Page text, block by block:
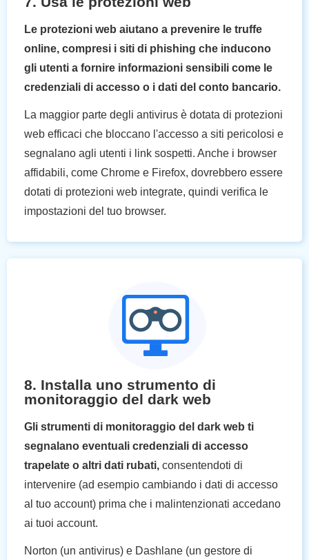
Le protezioni web aiutano a prevenire le truffe
online, compresi i siti di phishing che inducono
gli utenti a fornire informazioni sensibili come le
credenziali di accesso o i dati del conto bancario.
La maggior parte degli antivirus è dotata di protezioni
web efficaci che bloccano l'accesso a siti pericolosi e
segnalano agli utenti i link sospetti. Anche i browser
affidabili, come Chrome e Firefox, dovrebbero essere
dotati di protezioni web integrate, quindi verifica le
impostazioni del tuo browser.
8. Installa uno strumento di
monitoraggio del dark web
Gli strumenti di monitoraggio del dark web ti
segnalano eventuali credenziali di accesso
trapelate o altri dati rubati, consentendoti di
intervenire (ad esempio cambiando i dati di accesso
al tuo account) prima che i malintenzionati accedano
ai tuoi account.
Norton (un antivirus) e Dashlane (un gestore di